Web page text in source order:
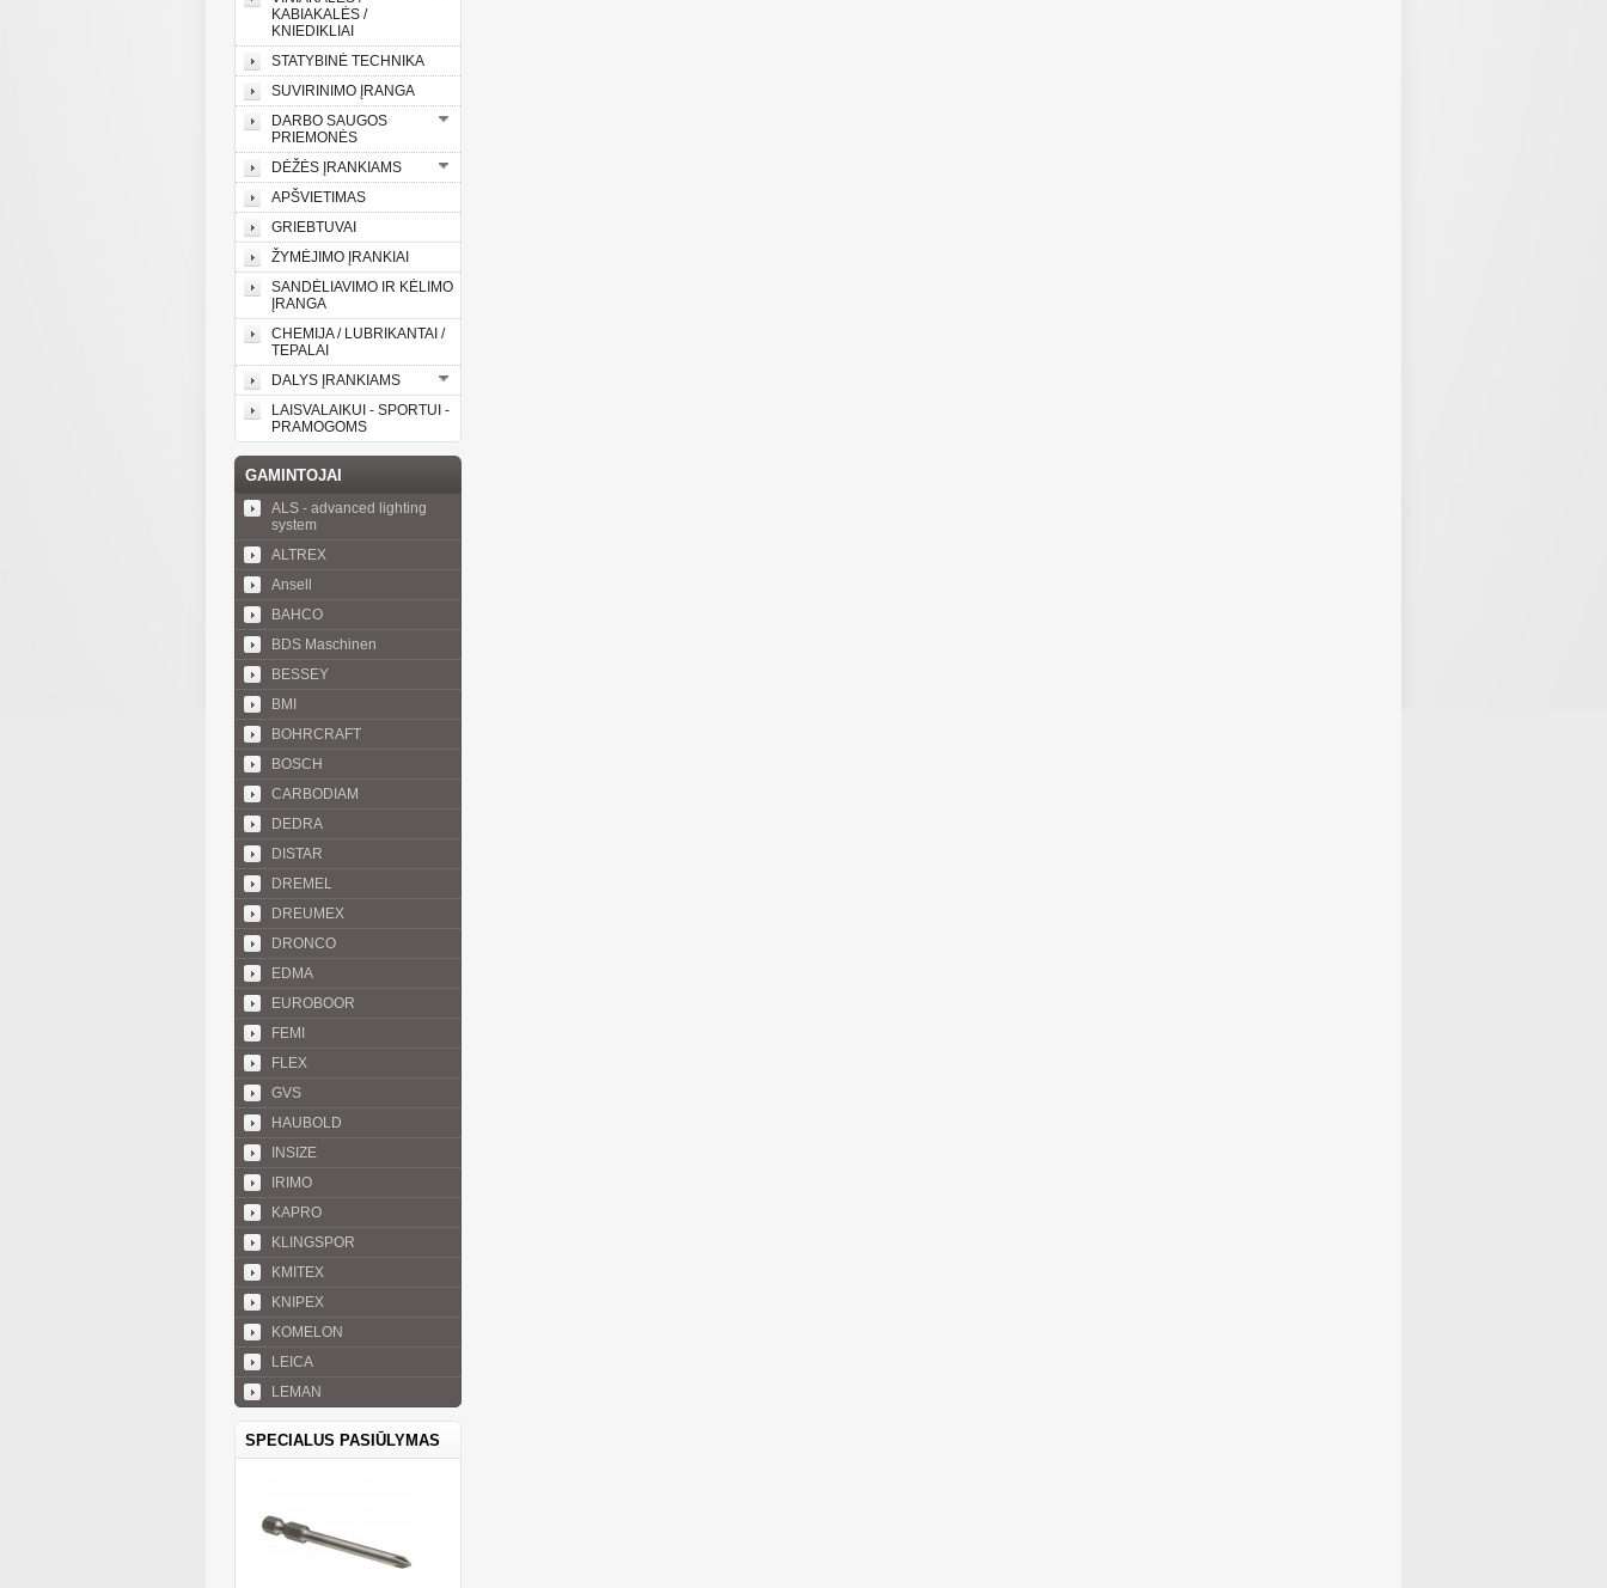
KABIAKALĖS /
KNIEDIKLIAI
STATYBINĖ TECHNIKA
SUVIRINIMO ĮRANGA
DARBO SAUGOS
PRIEMONĖS
DĖŽĖS ĮRANKIAMS
APŠVIETIMAS
GRIEBTUVAI
ŽYMĖJIMO ĮRANKIAI
SANDĖLIAVIMO IR KĖLIMO
ĮRANGA
CHEMIJA / LUBRIKANTAI /
TEPALAI
DALYS ĮRANKIAMS
LAISVALAIKUI - SPORTUI -
PRAMOGOMS
GAMINTOJAI
ALS - advanced lighting
system
ALTREX
Ansell
BAHCO
BDS Maschinen
BESSEY
BMI
BOHRCRAFT
BOSCH
CARBODIAM
DEDRA
DISTAR
DREMEL
DREUMEX
DRONCO
EDMA
EUROBOOR
FEMI
FLEX
GVS
HAUBOLD
INSIZE
IRIMO
KAPRO
KLINGSPOR
KMITEX
KNIPEX
KOMELON
LEICA
LEMAN
SPECIALUS PASIŪLYMAS